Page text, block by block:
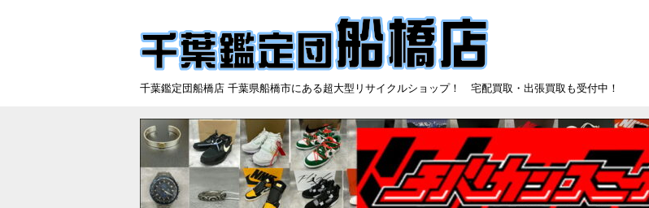
千葉鑑定団船橋店 千葉県船橋市にある超大型リサイクルショップ！ 宅配買取・出張買取も受付中！